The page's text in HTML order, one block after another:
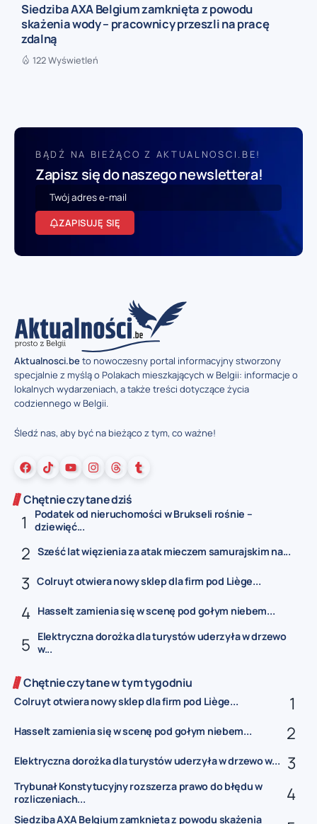
Siedziba AXA Belgium zamknięta z powodu
skażenia wody – pracownicy przeszli na pracę
zdalną
122 Wyświetleń
BĄDŹ NA BIEŻĄCO Z AKTUALNOSCI.BE!
Zapisz się do naszego newslettera!
ZAPISUJĘ SIĘ
Aktualnosci.beto nowoczesny portal informacyjny stworzony
specjalnie z myślą o Polakach mieszkających w Belgii: informacje o
lokalnych wydarzeniach, a także treści dotyczące życia
codziennego w Belgii.
Śledź nas, aby być na bieżąco z tym, co ważne!
Chętnie czytane dziś
Podatek od nieruchomości w Brukseli rośnie –
dziewięć...
Sześć lat więzienia za atak mieczem samurajskim na...
Colruyt otwiera nowy sklep dla firm pod Liège...
Hasselt zamienia się w scenę pod gołym niebem...
Elektryczna dorożka dla turystów uderzyła w drzewo
w...
Chętnie czytane w tym tygodniu
Colruyt otwiera nowy sklep dla firm pod Liège...
Hasselt zamienia się w scenę pod gołym niebem...
Elektryczna dorożka dla turystów uderzyła w drzewo w...
Trybunał Konstytucyjny rozszerza prawo do błędu w
rozliczeniach...
Siedziba AXA Belgium zamknięta z powodu skażenia